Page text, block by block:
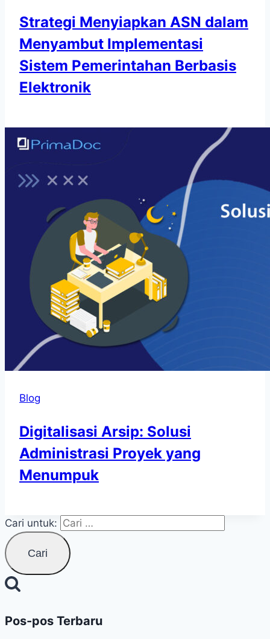
Strategi Menyiapkan ASN dalam
Menyambut Implementasi
Sistem Pemerintahan Berbasis
Elektronik
Blog
Digitalisasi Arsip: Solusi
Administrasi Proyek yang
Menumpuk
Cari untuk:
Pos-pos Terbaru